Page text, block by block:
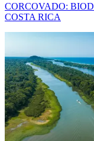
CORCOVADO:
COSTA RICA